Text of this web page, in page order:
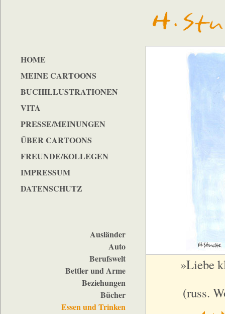
HOME
MEINE CARTOONS
BUCHILLUSTRATIONEN
VITA
PRESSE/MEINUNGEN
ÜBER CARTOONS
FREUNDE/KOLLEGEN
IMPRESSUM
DATENSCHUTZ
Ausländer
Auto
Berufswelt
Bettler und Arme
Beziehungen
Bücher
Essen und Trinken
»Liebe
(russ.